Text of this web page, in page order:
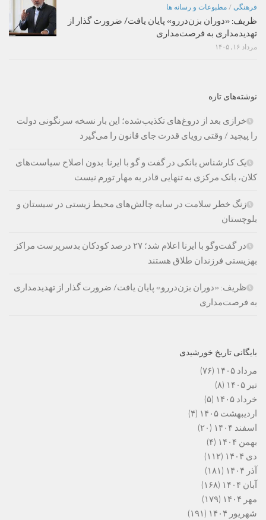
فرهنگی / مطبوعات و رسانه ها
ظریف: «دوران بزن‌دررو» پایان یافت/ ضرورت گذار از
تهدیدمداری به فرصت‌مداری
مرداد ۱۶, ۱۴۰۵
نوشته‌های تازه
خرازی بعد از دروغ‌های تکذیب‌شده؛ این بار نسخه سرنگونی دولت
را پیچید / وقتی رویای قدرت جای قانون را می‌گیرد
یک کارشناس بانکی در گفت و گو با ایرنا: بدون اصلاح سیاست‌های
کلان، بانک مرکزی به تنهایی قادر به مهار تورم نیست
زنگ خطر سلامت در سایه چالش‌های محیط زیستی در سیستان و
بلوچستان
در گفت‌وگو با ایرنا اعلام شد؛ ۲۷ درصد کودکان بدسرپرست مراکز
بهزیستی فرزندان طلاق هستند
ظریف: «دوران بزن‌دررو» پایان یافت/ ضرورت گذار از تهدیدمداری
به فرصت‌مداری
بایگانی تاریخ خورشیدی
مرداد ۱۴۰۵
(۷۶)
تیر ۱۴۰۵
(۸)
خرداد ۱۴۰۵
(۵)
اردیبهشت ۱۴۰۵
(۴)
اسفند ۱۴۰۴
(۲۰)
بهمن ۱۴۰۴
(۴)
دی ۱۴۰۴
(۱۱۲)
آذر ۱۴۰۴
(۱۸۱)
آبان ۱۴۰۴
(۱۶۸)
مهر ۱۴۰۴
(۱۷۹)
شهریور ۱۴۰۴
(۱۹۱)